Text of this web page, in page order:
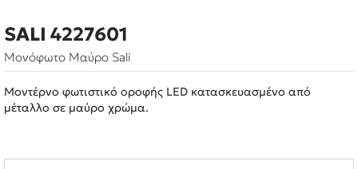
SALI 4227601
Μονόφωτο Μαύρο Sali
Μοντέρνο φωτιστικό οροφής LED κατασκευασμένο από
μέταλλο σε μαύρο χρώμα.